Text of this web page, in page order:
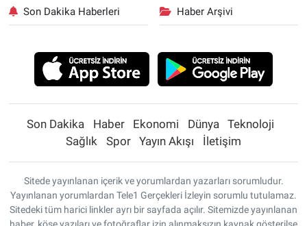
Son Dakika Haberleri Haber Arşivi
Son Dakika Haber Ekonomi Dünya
Teknoloji
Sağlık
Spor Yayın Akışı İletişim
Sitede yayınlanan içerik ve yorumlardan yazarları sorumludur.
Yayınlanan yorumlardan Tele1 Gerçekleri İzleyin sorumlu tutulamaz.
Sitedeki tüm harici linkler ayrı bir sayfada açılır. Sitemizde yayınlanan